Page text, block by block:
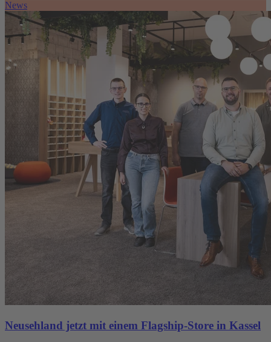
News
Neusehland jetzt mit einem Flagship-Store in Kassel